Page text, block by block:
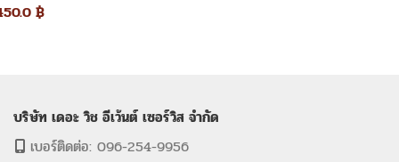
฿
บริษัท เดอะ วิช อีเว้นต์ เซอร์วิส จำกัด
เบอร์ติดต่อ: 096-254-9956